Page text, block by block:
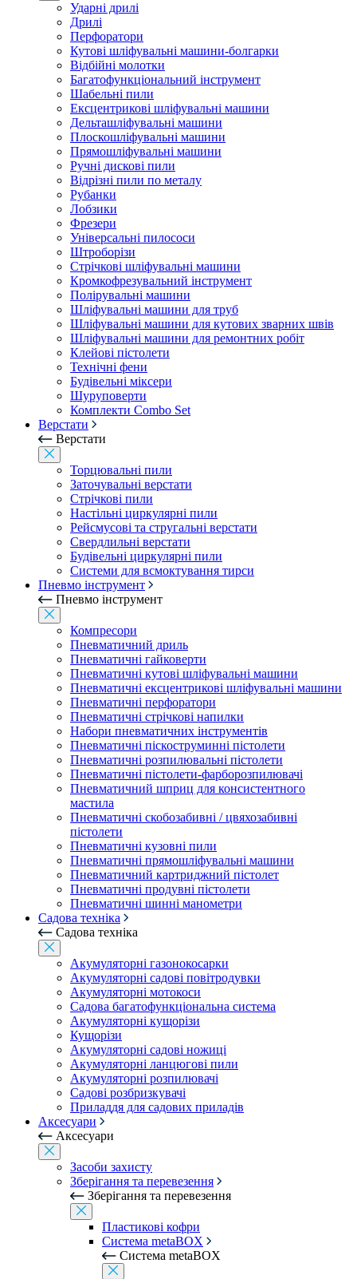
Ударні дрилі
Дрилі
Перфоратори
Кутові шліфувальні машини-болгарки
Відбійні молотки
Багатофункціональний інструмент
Шабельні пили
Ексцентрикові шліфувальні машини
Дельташліфувальні машини
Плоскошліфувальні машини
Прямошліфувальні машини
Ручні дискові пили
Відрізні пили по металу
Рубанки
Лобзики
Фрезери
Універсальні пилососи
Штроборізи
Стрічкові шліфувальні машини
Кромкофрезувальний інструмент
Полірувальні машини
Шліфувальні машини для труб
Шліфувальні машини для кутових зварних швів
Шліфувальні машини для ремонтних робіт
Клейові пістолети
Технічні фени
Будівельні міксери
Шуруповерти
Комплекти Combo Set
Верстати
Верстати
Торцювальні пили
Заточувальні верстати
Стрічкові пили
Настільні циркулярні пили
Рейсмусові та стругальні верстати
Свердлильні верстати
Будівельні циркулярні пили
Системи для всмоктування тирси
Пневмо інструмент
Пневмо інструмент
Компресори
Пневматичний дриль
Пневматичні гайковерти
Пневматичні кутові шліфувальні машини
Пневматичні ексцентрикові шліфувальні машини
Пневматичні перфоратори
Пневматичні стрічкові напилки
Набори пневматичних інструментів
Пневматичні піскоструминні пістолети
Пневматичні розпилювальні пістолети
Пневматичні пістолети-фарборозпилювачі
Пневматичний шприц для консистентного
мастила
Пневматичні скобозабивні / цвяхозабивні
пістолети
Пневматичні кузовні пили
Пневматичні прямошліфувальні машини
Пневматичний картриджний пістолет
Пневматичні продувні пістолети
Пневматичні шинні манометри
Садова техніка
Садова техніка
Акумуляторні газонокосарки
Акумуляторні садові повітродувки
Акумуляторні мотокоси
Садова багатофункціональна система
Акумуляторні кущорізи
Кущорізи
Акумуляторні садові ножиці
Акумуляторні ланцюгові пили
Акумуляторні розпилювачі
Садові розбризкувачі
Приладдя для садових приладів
Аксесуари
Аксесуари
Засоби захисту
Зберігання та перевезення
Зберігання та перевезення
Пластикові кофри
Система metaBOX
Система metaBOX